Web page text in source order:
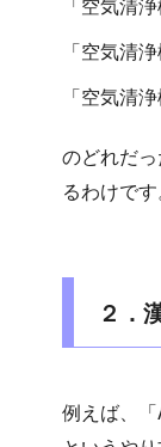
「空気清
「空気清
「空気清
のどれだ
るわけです
２．
例えば、